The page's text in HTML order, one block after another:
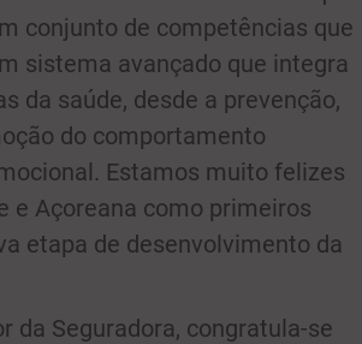
conjunto de competências que
sistema avançado que integra
da saúde, desde a prevenção,
do comportamento
Estamos muito felizes
e Açoreana como primeiros
etapa de desenvolvimento da
da Seguradora, congratula-se